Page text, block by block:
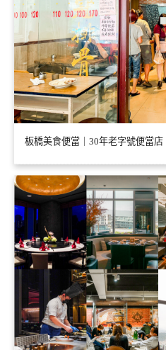
板橋美食便當｜30年老字號便當